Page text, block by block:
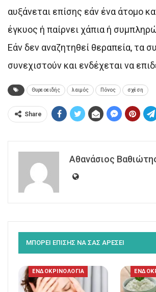
αυξάνεται επίσης εάν ένα άτομο
έγκυος ή παίρνει χάπια ή
Εάν δεν αναζητηθεί θεραπεία, τα
συνεχιστούν και ενδέχεται να
Θυρεοειδής λαιμός Πόνος σχέση
Share
Αθανάσιος
ΜΠΟΡΕΙ ΕΠΙΣΗΣ ΝΑ ΣΑΣ ΑΡΕΣΕΙ
ΕΝΔΟΚΡΙΝΟΛΟΓΙΑ